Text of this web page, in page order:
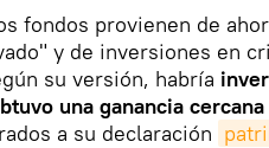
fondos provienen de
y de inversiones en
su versión, habría
una ganancia
a su declaración